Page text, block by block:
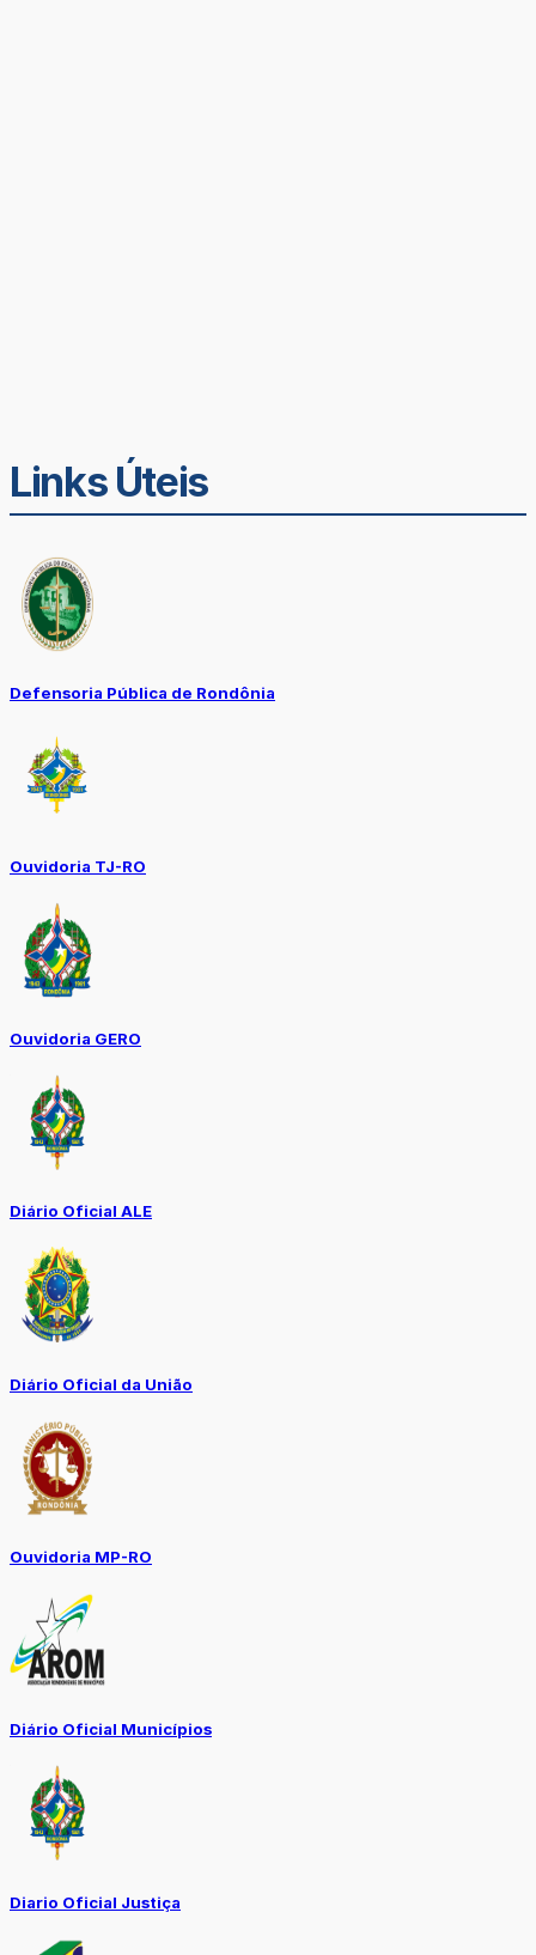
Links Úteis
Defensoria Pública de Rondônia
Ouvidoria TJ-RO
Ouvidoria GERO
Diário Oficial ALE
Diário Oficial da União
Ouvidoria MP-RO
Diário Oficial Municípios
Diario Oficial Justiça